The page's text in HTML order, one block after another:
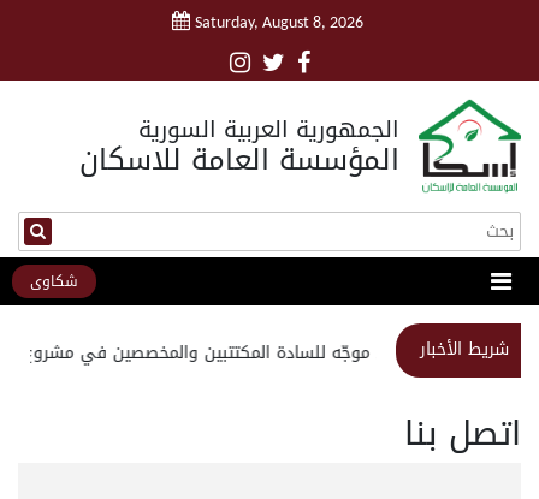
Saturday, August 8, 2026
الجمهورية العربية السورية
المؤسسة العامة للاسكان
شكاوى
شريط الأخباراستبيان موجّه للسادة المكتتبين والمخصصين في مشروع
اتصل بنا